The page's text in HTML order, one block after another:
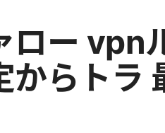
ロー vpn
からトラ